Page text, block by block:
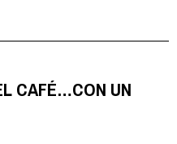
CAFÉ…CON UN